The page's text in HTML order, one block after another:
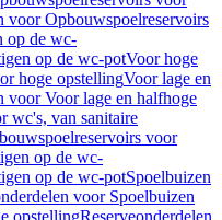
voor Opbouwspoelreservoirs
op de wc-
op de wc-potVoor hoge
hoge opstellingVoor lage en
voor Voor lage en halfhoge
wc's, van sanitaire
voor
op de wc-
op de wc-potSpoelbuizen
voor Spoelbuizen
opstellingReserveonderdelen